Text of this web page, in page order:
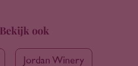
Bekijk ook
Jordan Winery